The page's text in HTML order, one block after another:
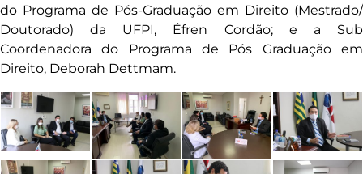
do Programa de Pós-Graduação em Direito (Mestrado/
Doutorado) da UFPI, Éfren Cordão; e a Sub
Coordenadora do Programa de Pós Graduação em
Direito, Deborah Dettmam.